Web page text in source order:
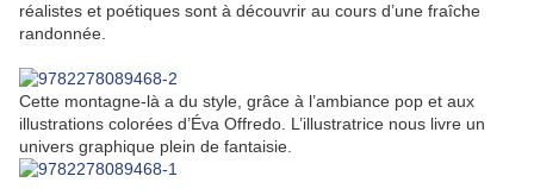
réalistes et poétiques sont à découvrir au cours d’une fraîche
randonnée.
Cette montagne-là a du style, grâce à l’ambiance pop et aux
illustrations colorées d’Éva Offredo. L’illustratrice nous livre un
univers graphique plein de fantaisie.